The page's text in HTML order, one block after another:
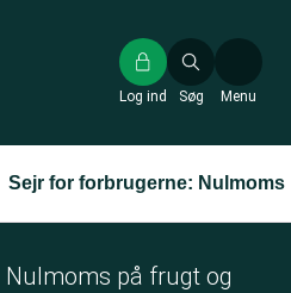
Søg
Log ind Menu
Sejr for forbrugerne:
Nulmoms på frugt og